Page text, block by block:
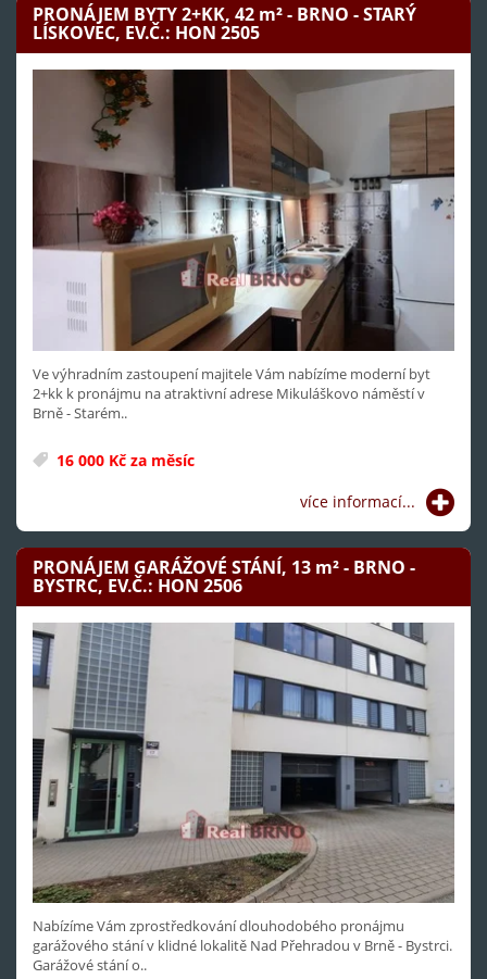
PRONÁJEM BYTY 2+KK, 42 m²- BRNO - STARÝ
LÍSKOVEC, EV.Č.: HON 2505
Ve výhradním zastoupení majitele Vám nabízíme moderní byt
2+kk k pronájmu na atraktivní adrese Mikuláškovo náměstí v
Brně - Starém..
16 000 Kč za měsíc
více informací...
PRONÁJEM GARÁŽOVÉ STÁNÍ, 13 m²- BRNO -
BYSTRC, EV.Č.: HON 2506
Nabízíme Vám zprostředkování dlouhodobého pronájmu
garážového stání v klidné lokalitě Nad Přehradou v Brně - Bystrci.
Garážové stání o..